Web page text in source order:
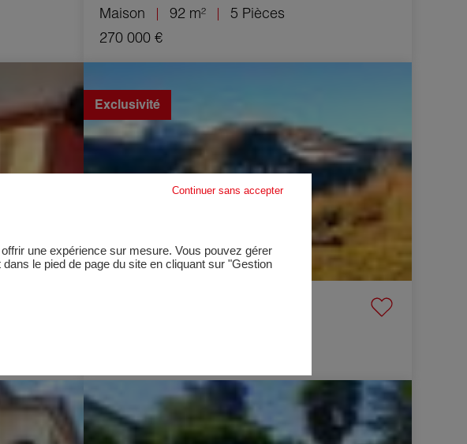
Maison 92 m²
5 Pièces
270 000 €
Exclusivité
Vente Maison Saint-Girons 7 Pièces 134 m²
Continuer sans accepter
une expérience sur mesure. Vous pouvez gérer
le pied de page du site en cliquant sur "Gestion